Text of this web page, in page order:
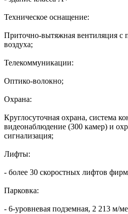
Техническое оснащение:
Приточно-вытяжная вентиляция с
воздуха;
Телекоммуникации:
Оптико-волокно;
Охрана:
Круглосуточная охрана, система
видеонаблюдение (300 камер) и
сигнализация;
Лифты:
- более 30 скоростных лифтов
Парковка:
- 6-уровневая подземная, 2 213 м/